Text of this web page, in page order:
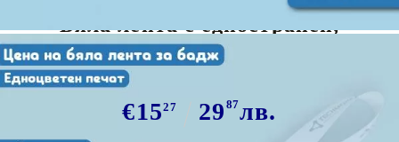
Бяла лента с едностранен,
едноцветен печат
€1527 29 87лв.